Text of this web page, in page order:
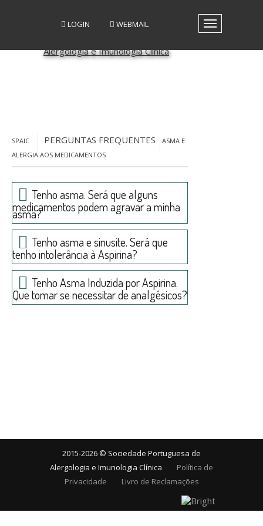
Toggle
GRUPOS DE INTERESSE
PATROCÍNIO CIENTÍFICO
CONTACTOS
LOGIN WEBMAIL
SPAIC PERGUNTAS FREQUENTES
ASMA E
ALERGIA AOS MEDICAMENTOS
Tenho asma. Será que alguns
medicamentos podem agravar a minha
asma?
Tenho asma e sinusite. Será que
tenho intolerância à Aspirina?
Tenho Asma Induzida por Aspirina.
Que tomar se necessitar de analgésicos?
2015-2026 © Sociedade Portuguesa de
Alergologia e Imunologia Clínica
Política de
Privacidade
Livro de Reclamações